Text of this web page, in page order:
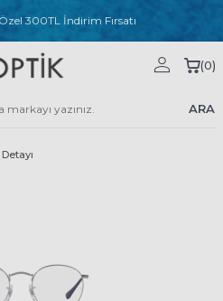
300TL İndirim Fırsatı
ARA
(0)